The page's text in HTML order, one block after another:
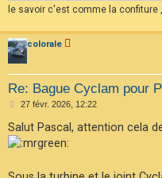
le savoir c'est comme la
colorale
Re: Bague Cyclam pour
M
s
s
a
27 févr. 2026, 12:22
Salut Pascal, attention cela